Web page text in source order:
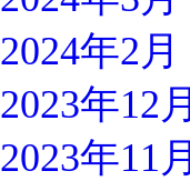
2024年2月
2023年12月
2023年11月